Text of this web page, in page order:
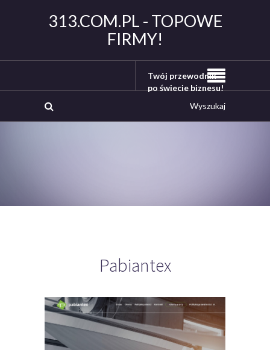
313.COM.PL - TOPOWE
FIRMY!
Twój przewodnik
po świecie biznesu!
Pabiantex